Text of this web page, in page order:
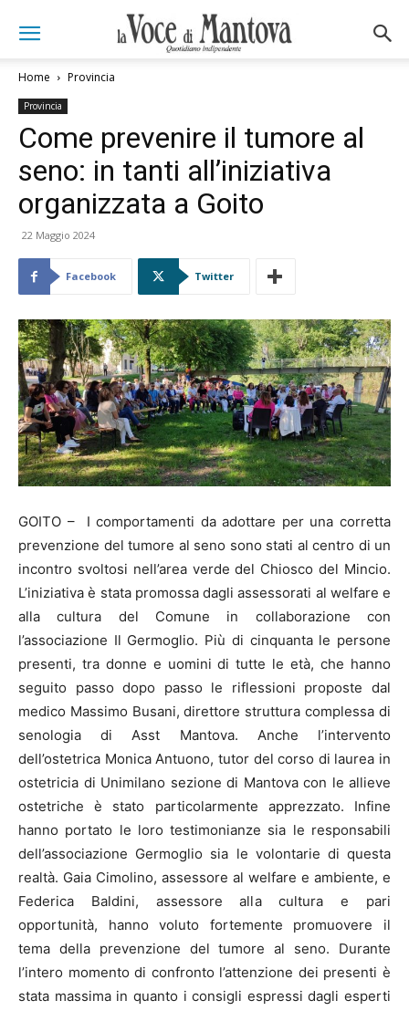
Home Provincia
Provincia
Come prevenire il tumore al
seno: in tanti all’iniziativa
organizzata a Goito
22 Maggio 2024
Facebook Twitter
GOITO – I comportamenti da adottare per una corretta
prevenzione del tumore al seno sono stati al centro di un
incontro svoltosi nell’area verde del Chiosco del Mincio.
L’iniziativa è stata promossa dagli assessorati al welfare e
alla cultura del Comune in collaborazione con
l’associazione Il Germoglio. Più di cinquanta le persone
presenti, tra donne e uomini di tutte le età, che hanno
seguito passo dopo passo le riflessioni proposte dal
medico Massimo Busani, direttore struttura complessa di
senologia di Asst Mantova. Anche l’intervento
dell’ostetrica Monica Antuono, tutor del corso di laurea in
ostetricia di Unimilano sezione di Mantova con le allieve
ostetriche è stato particolarmente apprezzato. Infine
hanno portato le loro testimonianze sia le responsabili
dell’associazione Germoglio sia le volontarie di questa
realtà. Gaia Cimolino, assessore al welfare e ambiente, e
Federica Baldini, assessore alla cultura e pari
opportunità, hanno voluto fortemente promuovere il
tema della prevenzione del tumore al seno. Durante
l’intero momento di confronto l’attenzione dei presenti è
stata massima in quanto i consigli espressi dagli esperti